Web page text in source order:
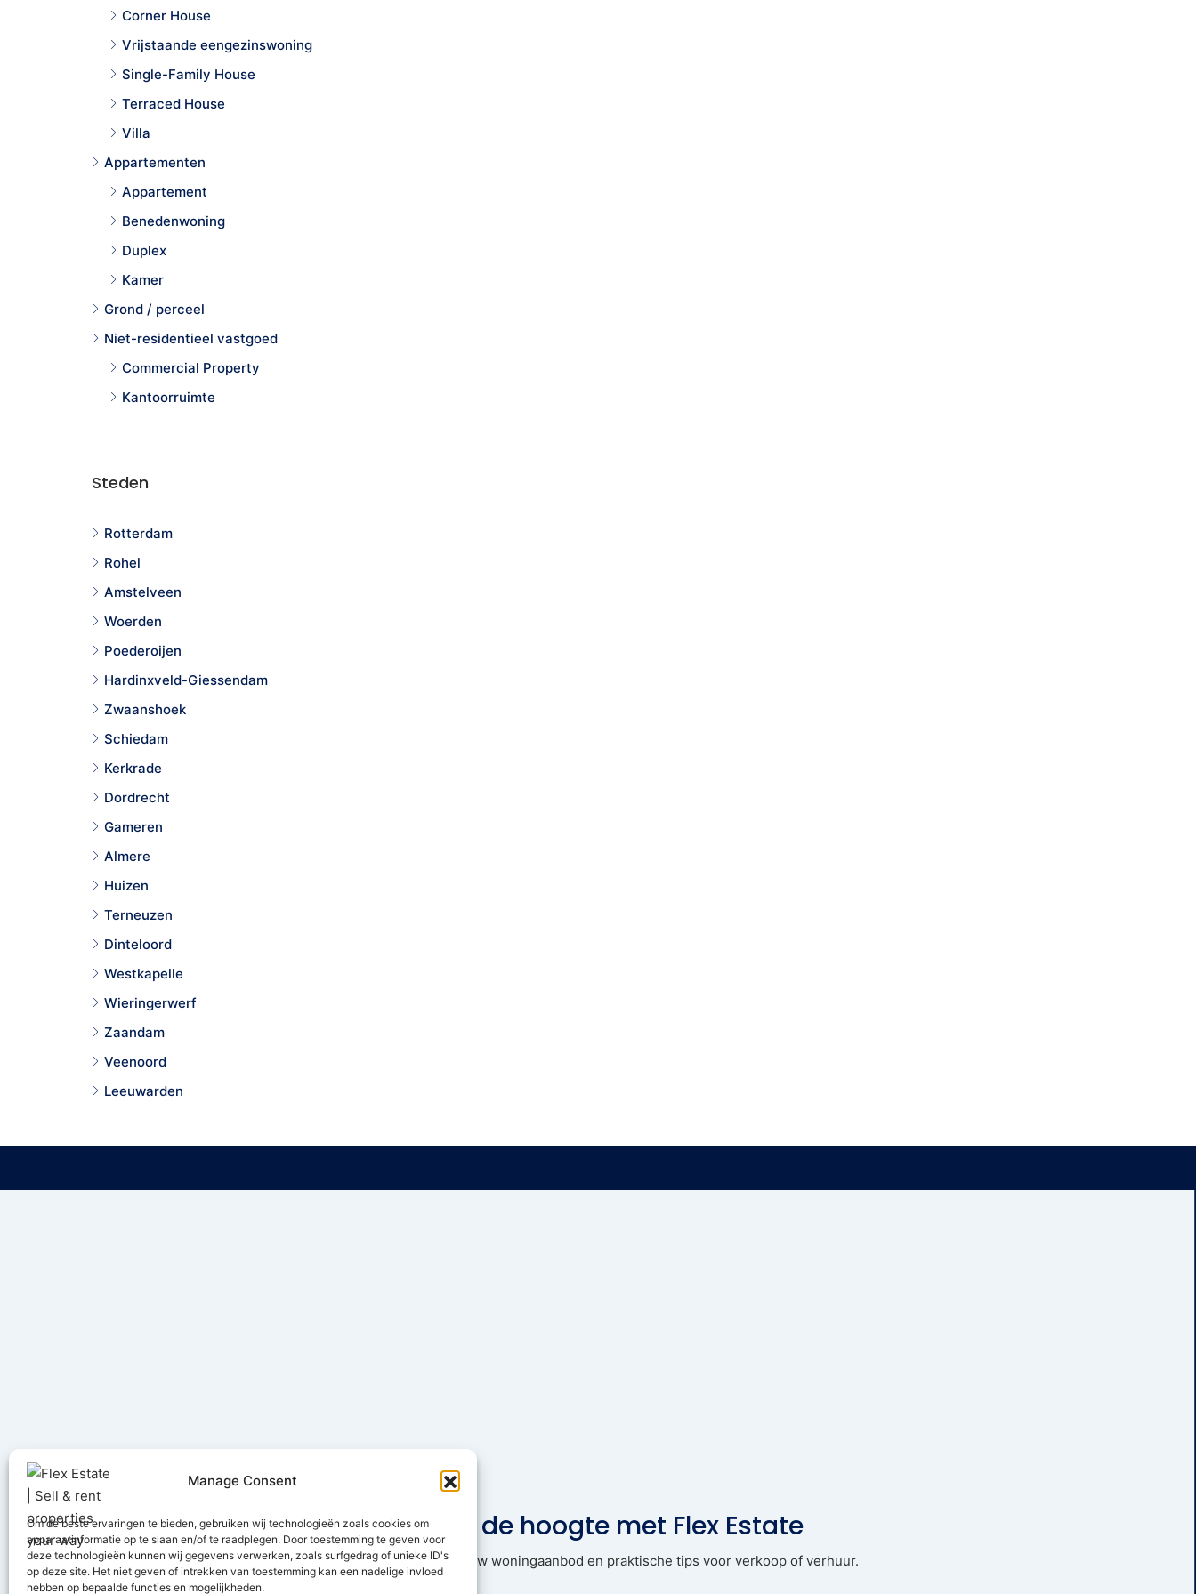
Manage Consent
Om de beste ervaringen te bieden, gebruiken wij technologieën zoals cookies om
apparaatinformatie op te slaan en/of te raadplegen. Door toestemming te geven voor
deze technologieën kunnen wij gegevens verwerken, zoals surfgedrag of unieke ID's
op deze site. Het niet geven of intrekken van toestemming kan een nadelige invloed
hebben op bepaalde functies en mogelijkheden.
Corner House
Vrijstaande eengezinswoning
Single-Family House
Terraced House
Villa
Appartementen
Appartement
Benedenwoning
Duplex
Kamer
Grond / perceel
Niet-residentieel vastgoed
Commercial Property
Kantoorruimte
Steden
Rotterdam
Rohel
Amstelveen
Woerden
Poederoijen
Hardinxveld-Giessendam
Zwaanshoek
Schiedam
Kerkrade
Dordrecht
Gameren
Almere
Huizen
Terneuzen
Dinteloord
Westkapelle
Wieringerwerf
Zaandam
Veenoord
Leeuwarden
Blijf op de hoogte met Flex Estate
Ontvang updates, nieuw woningaanbod en praktische tips voor verkoop of verhuur.